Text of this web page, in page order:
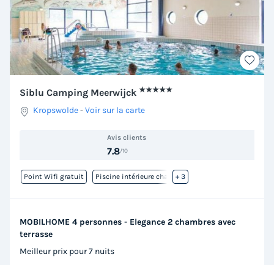
Siblu Camping Meerwijck ★★★★★
Kropswolde-Voir sur la carte
Avis clients
7.8/10
Point Wifi gratuit Piscine intérieure chauffée
+ 3
MOBILHOME 4 personnes - Elegance 2 chambres avec
terrasse
Meilleur prix pour 7 nuits